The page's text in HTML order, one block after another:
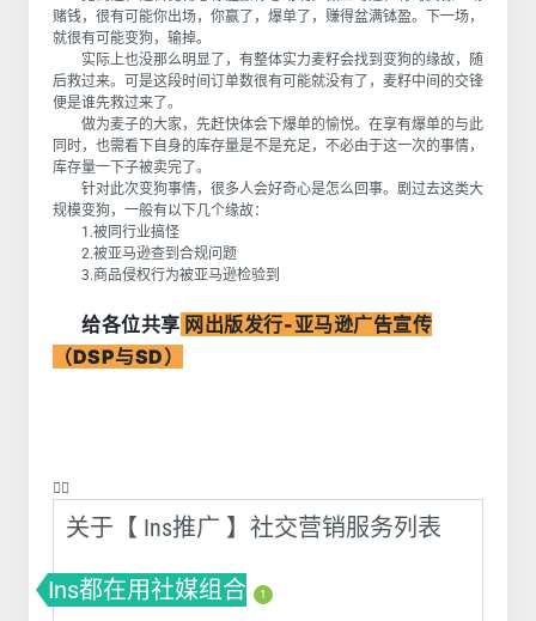
赌钱，很有可能你出场，你赢了，爆单了，赚得盆满钵盈。下一场，
就很有可能变狗，输掉。
实际上也没那么明显了，有整体实力麦籽会找到变狗的缘故，随
后救过来。可是这段时间订单数很有可能就没有了，麦籽中间的交锋
便是谁先救过来了。
做为麦子的大家，先赶快体会下爆单的愉悦。在享有爆单的与此
同时，也需看下自身的库存量是不是充足，不必由于这一次的事情，
库存量一下子被卖完了。
针对此次变狗事情，很多人会好奇心是怎么回事。剧过去这类大
规模变狗，一般有以下几个缘故：
1.被同行业搞怪
2.被亚马逊查到合规问题
3.商品侵权行为被亚马逊检验到
给各位共享 网出版发行-亚马逊广告宣传
（DSP与SD）
❤️‍🔥
关于【 Ins推广 】社交营销服务列表
Ins都在用社媒组合 1